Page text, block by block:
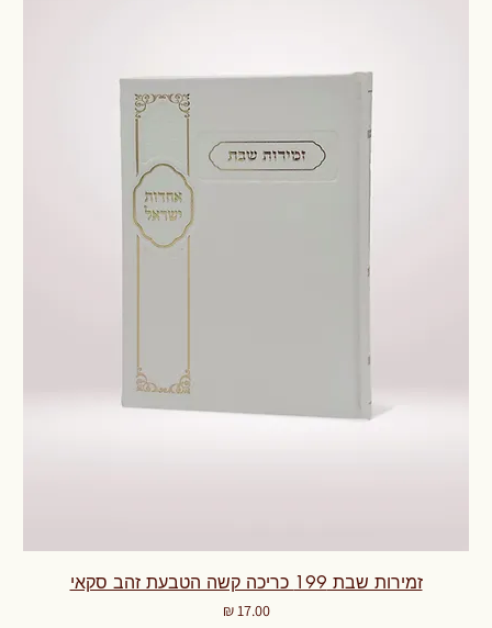
זמירות שבת 199 כריכה קשה הטבעת זהב סקאי
מחיר‏17.00 ‏₪